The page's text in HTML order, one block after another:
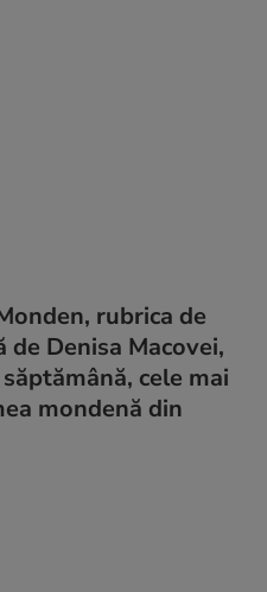
rubrica de
Denisa Macovei,
cele mai
mondenă din